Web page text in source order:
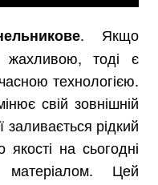
. Якщо
жахливою, тоді є
технологією.
свій зовнішній
заливається рідкий
на сьогодні
Цей